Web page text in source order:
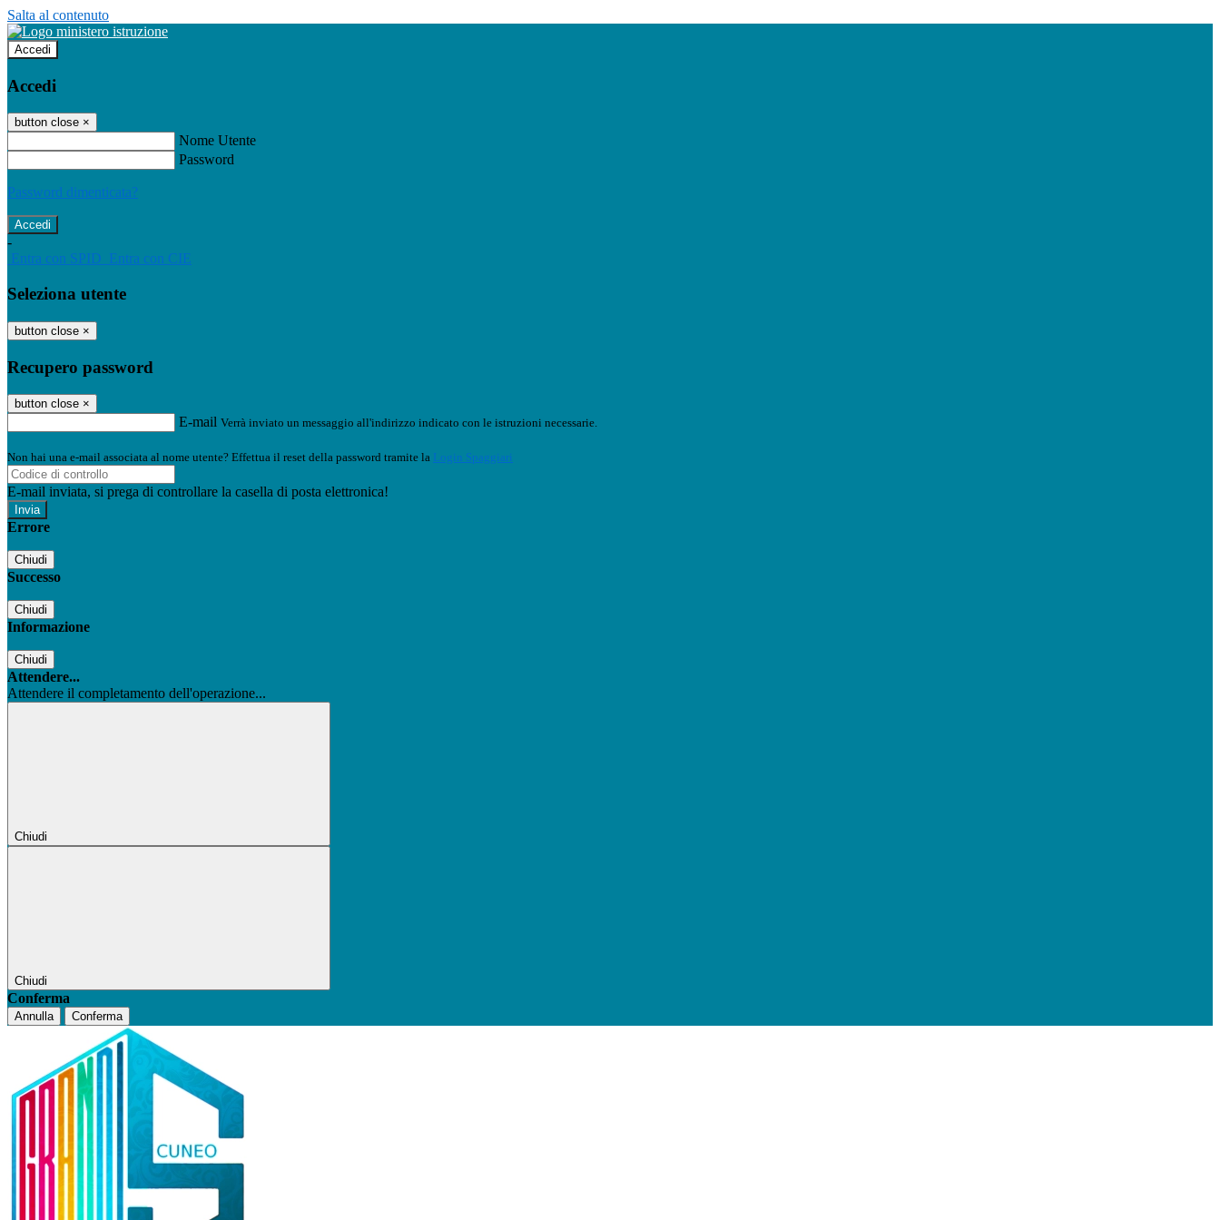
Salta al contenuto
Accedi
Accedi
button close ×
Nome Utente
Password
Password dimenticata?
-
Entra con SPID Entra con CIE
Seleziona utente
button close ×
Recupero password
button close ×
E-mail Verrà inviato un messaggio all'indirizzo indicato con le istruzioni necessarie.
Non hai una e-mail associata al nome utente? Effettua il reset della password tramite la Login Spaggiari
E-mail inviata, si prega di controllare la casella di posta elettronica!
Errore
Chiudi
Successo
Chiudi
Informazione
Chiudi
Attendere...
Attendere il completamento dell'operazione...
Chiudi
Chiudi
Conferma
Annulla Conferma